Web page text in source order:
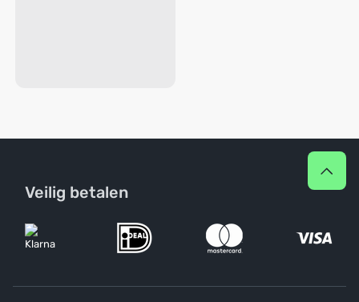
Veilig betalen